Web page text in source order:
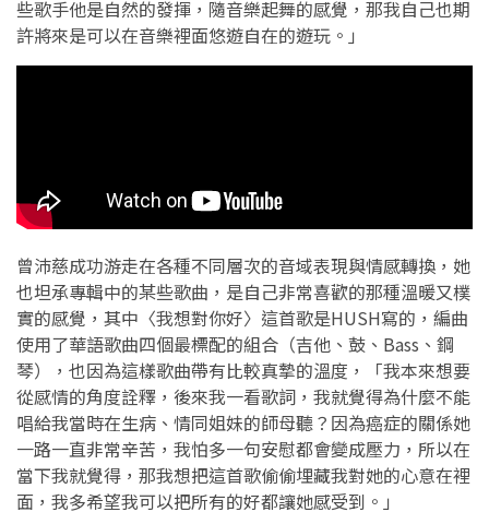
些歌手他是自然的發揮，隨音樂起舞的感覺，那我自己也期
許將來是可以在音樂裡面悠遊自在的遊玩。」
曾沛慈成功游走在各種不同層次的音域表現與情感轉換，她
也坦承專輯中的某些歌曲，是自己非常喜歡的那種溫暖又樸
實的感覺，其中〈我想對你好〉這首歌是HUSH寫的，編曲
使用了華語歌曲四個最標配的組合（吉他、鼓、Bass、鋼
琴），也因為這樣歌曲帶有比較真摯的溫度，「我本來想要
從感情的角度詮釋，後來我一看歌詞，我就覺得為什麼不能
唱給我當時在生病、情同姐妹的師母聽？因為癌症的關係她
一路一直非常辛苦，我怕多一句安慰都會變成壓力，所以在
當下我就覺得，那我想把這首歌偷偷埋藏我對她的心意在裡
面，我多希望我可以把所有的好都讓她感受到。」